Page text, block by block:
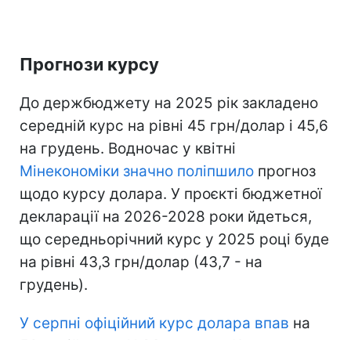
Прогнози курсу
До держбюджету на 2025 рік закладено
середній курс на рівні 45 грн/долар і 45,6
на грудень. Водночас у квітні
Мінекономіки значно поліпшило прогноз
щодо курсу долара. У проєкті бюджетної
декларації на 2026-2028 роки йдеться,
що середньорічний курс у 2025 році буде
на рівні 43,3 грн/долар (43,7 - на
грудень).
У серпні офіційний курс долара впав на